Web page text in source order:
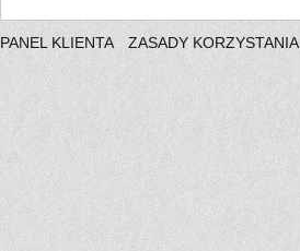
PANEL KLIENTA ZASADY KORZYSTANIA